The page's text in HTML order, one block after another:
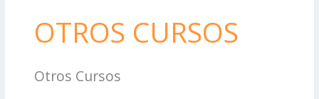
OTROS CURSOS
Otros Cursos